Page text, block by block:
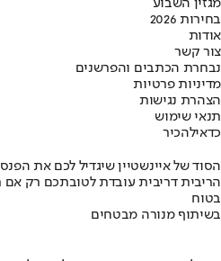
מגזין השבוע
בחירות 2026
אודות
צור קשר
נבחרת הכתבים והפרשנים
מדיניות פרטיות
הצהרת נגישות
תנאי שימוש
כדאילהכיר
הסוד של איינשטיין שיגדיל לכם את
הריבית דריבית עובדת לטובתכם רק
בטוח
בשיתוף מנורה מבטחים